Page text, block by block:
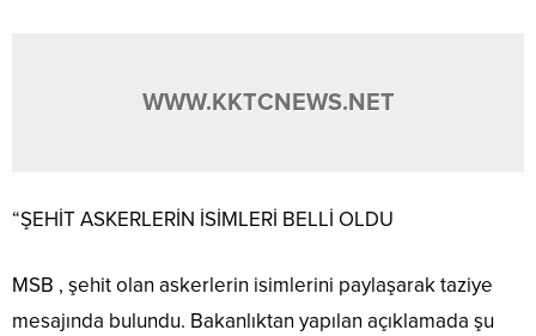
WWW.KKTCNEWS.NET
“ŞEHİT ASKERLERİN İSİMLERİ BELLİ OLDU
MSB , şehit olan askerlerin isimlerini paylaşarak taziye
mesajında bulundu. Bakanlıktan yapılan açıklamada şu